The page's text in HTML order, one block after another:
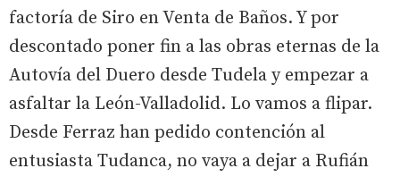
factoría de Siro en Venta de Baños. Y por
descontado poner fin a las obras eternas de la
Autovía del Duero desde Tudela y empezar a
asfaltar la León-Valladolid. Lo vamos a flipar.
Desde Ferraz han pedido contención al
entusiasta Tudanca, no vaya a dejar a Rufián